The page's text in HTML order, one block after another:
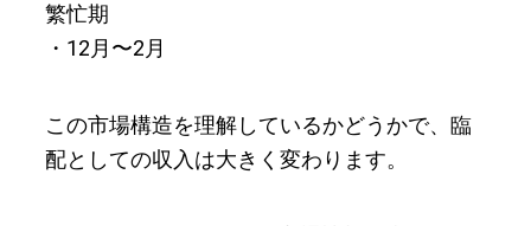
繁忙期
・12月〜2月
この市場構造を理解しているかどうかで、臨
配としての収入は大きく変わります。